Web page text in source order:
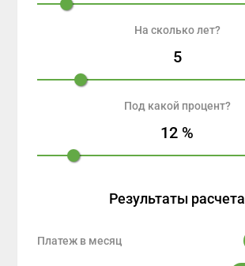
На сколько лет?
5
Под какой процент?
12 %
Результаты расчета
Платеж в месяц